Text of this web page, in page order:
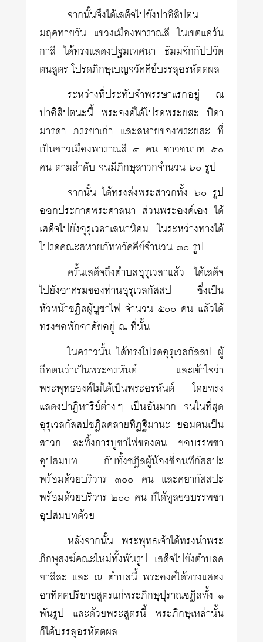
จากนั้นจึงได้เสด็จไปยังป่าอิสิปตน
มฤคทายวัน แขวงเมืองพาราณสี ในเขตแคว้น
กาสี ได้ทรงแสดงปฐมเทศนา ธัมมจักกัปปวัต
ตนสูตร โปรดภิกษุเบญจวัคคีย์บรรลุอรหัตตผล
ระหว่างที่ประทับจำพรรษาแรกอยู่ ณ
ป่าอิสิปตนะนี้ พระองค์ได้โปรดพระยสะ บิดา
มารดา ภรรยาเก่า และสหายของพระยสะ ที่
เป็นชาวเมืองพาราณสี ๔ คน ชาวชนบท ๕๐
คน ตามลำดับ จนมีภิกษุสาวกจำนวน ๖๐ รูป
จากนั้น ได้ทรงส่งพระสาวกทั้ง ๖๐ รูป
ออกประกาศพระศาสนา ส่วนพระองค์เอง ได้
เสด็จไปยังอุรุเวลาเสนานิคม ในระหว่างทางได้
โปรดคณะสหายภัททวัคคีย์จำนวน ๓๐ รูป
ครั้นเสด็จถึงตำบลอุรุเวลาแล้ว ได้เสด็จ
ไปยังอาศรมของท่านอุรุเวลกัสสป ซึ่งเป็น
หัวหน้าชฎิลผู้บูชาไฟ จำนวน ๕๐๐ คน แล้วได้
ทรงขอพักอาศัยอยู่ ณ ที่นั้น
ในคราวนั้น ได้ทรงโปรดอุรุเวลกัสสป ผู้
ถือตนว่าเป็นพระอรหันต์ และเข้าใจว่า
พระพุทธองค์ไม่ได้เป็นพระอรหันต์ โดยทรง
แสดงปาฏิหาริย์ต่างๆ เป็นอันมาก จนในที่สุด
อุรุเวลกัสสปชฎิลคลายทิฏฐิมานะ ยอมตนเป็น
สาวก ละทิ้งการบูชาไฟของตน ขอบรรพชา
อุปสมบท กับทั้งชฎิลผู้น้องชื่อนทีกัสสปะ
พร้อมด้วยบริวาร ๓๐๐ คน และคยากัสสปะ
พร้อมด้วยบริวาร ๒๐๐ คน ก็ได้ทูลขอบรรพชา
อุปสมบทด้วย
หลังจากนั้น พระพุทธเจ้าได้ทรงนำพระ
ภิกษุสงฆ์คณะใหม่ทั้งพันรูป เสด็จไปยังตำบลค
ยาสีสะ และ ณ ตำบลนี้ พระองค์ได้ทรงแสดง
อาทิตตปริยายสูตรแก่พระภิกษุปุราณชฎิลทั้ง ๑
พันรูป และด้วยพระสูตรนี้ พระภิกษุเหล่านั้น
ก็ได้บรรลุอรหัตตผล